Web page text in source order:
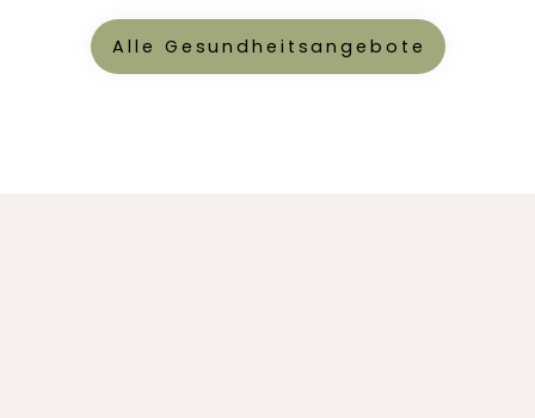
Alle Gesundheitsangebote